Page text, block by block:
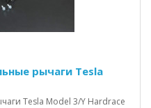
рычаги Tesla
Tesla Model 3/Y Hardrace